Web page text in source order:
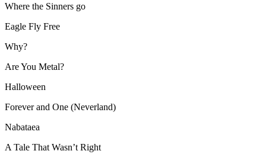
Where the Sinners go
Eagle Fly Free
Why?
Are You Metal?
Halloween
Forever and One (Neverland)
Nabataea
A Tale That Wasn’t Right